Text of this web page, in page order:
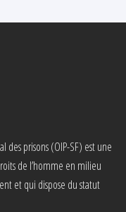
des prisons (OIP-SF) est une
de l’homme en milieu
et qui dispose du statut